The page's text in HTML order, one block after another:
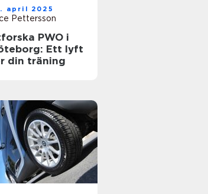
april 2025
Pettersson
PWO i
Ett lyft
din träning